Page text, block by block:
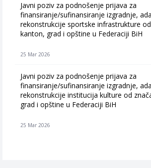
Javni poziv za podnošenje prijava za
finansiranje/sufinansiranje izgradnje,
rekonstrukcije sportske infrastrukture
kanton, grad i opštine u Federaciji BiH
25 Mar 2026
Javni poziv za podnošenje prijava za
finansiranje/sufinansiranje izgradnje,
rekonstrukcije institucija kulture od
grad i opštine u Federaciji BiH
25 Mar 2026